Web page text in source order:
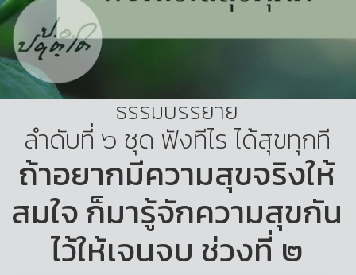
ธรรมบรรยาย
ลำดับที่ ๖ ชุด ฟังทีไร ได้สุขทุกที
ถ้าอยากมีความสุขจริงให้
สมใจ ก็มารู้จักความสุขกัน
ไว้ให้เจนจบ ช่วงที่ ๒